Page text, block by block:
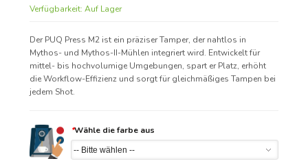
Verfügbarkeit: Auf Lager
Der PUQ Press M2 ist ein präziser Tamper, der nahtlos in
Mythos- und Mythos-II-Mühlen integriert wird. Entwickelt für
mittel- bis hochvolumige Umgebungen, spart er Platz, erhöht
die Workflow-Effizienz und sorgt für gleichmäßiges Tampen bei
jedem Shot.
*Wähle die farbe aus